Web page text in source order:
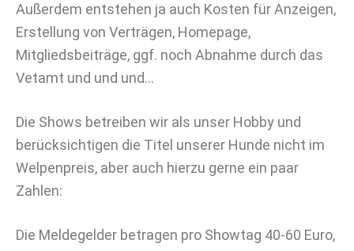
Außerdem entstehen ja auch Kosten für Anzeigen,
Erstellung von Verträgen, Homepage,
Mitgliedsbeiträge, ggf. noch Abnahme durch das
Vetamt und und und…
Die Shows betreiben wir als unser Hobby und
berücksichtigen die Titel unserer Hunde nicht im
Welpenpreis, aber auch hierzu gerne ein paar
Zahlen:
Die Meldegelder betragen pro Showtag 40-60 Euro,